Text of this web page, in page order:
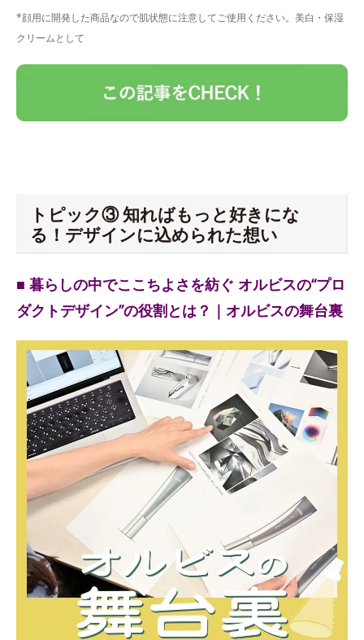
*顔用に開発した商品なので肌状態に注意してご使用ください。美白・保湿
クリームとして
トピック③ 知ればもっと好きにな
る！デザインに込められた想い
■ 暮らしの中でここちよさを紡ぐ オルビスの“プロ
ダクトデザイン”の役割とは？｜オルビスの舞台裏